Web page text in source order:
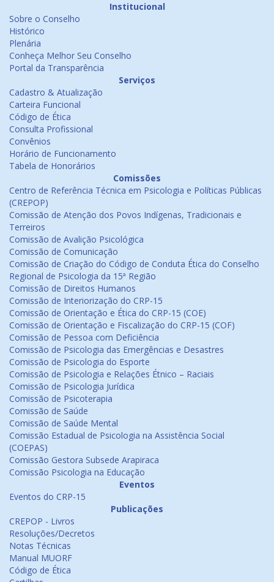
Institucional
Sobre o Conselho
Histórico
Plenária
Conheça Melhor Seu Conselho
Portal da Transparência
Serviços
Cadastro & Atualização
Carteira Funcional
Código de Ética
Consulta Profissional
Convênios
Horário de Funcionamento
Tabela de Honorários
Comissões
Centro de Referência Técnica em Psicologia e Políticas Públicas
(CREPOP)
Comissão de Atenção dos Povos Indígenas, Tradicionais e
Terreiros
Comissão de Avalição Psicológica
Comissão de Comunicação
Comissão de Criação do Código de Conduta Ética do Conselho
Regional de Psicologia da 15ª Região
Comissão de Direitos Humanos
Comissão de Interiorização do CRP-15
Comissão de Orientação e Ética do CRP-15 (COE)
Comissão de Orientação e Fiscalização do CRP-15 (COF)
Comissão de Pessoa com Deficiência
Comissão de Psicologia das Emergências e Desastres
Comissão de Psicologia do Esporte
Comissão de Psicologia e Relações Étnico – Raciais
Comissão de Psicologia Jurídica
Comissão de Psicoterapia
Comissão de Saúde
Comissão de Saúde Mental
Comissão Estadual de Psicologia na Assistência Social
(COEPAS)
Comissão Gestora Subsede Arapiraca
Comissão Psicologia na Educação
Eventos
Eventos do CRP-15
Publicações
CREPOP - Livros
Resoluções/Decretos
Notas Técnicas
Manual MUORF
Código de Ética